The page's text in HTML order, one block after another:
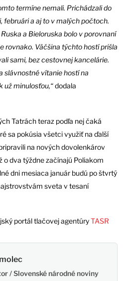
termíne nemali. Prichádzali do
februári a aj to v malých počtoch.
a Bieloruska bolo v porovnaní
rovnako. Väčšina týchto hostí prišla
sami, bez cestovnej kancelárie.
slávnostné vítanie hostí na
už minulosťou,“dodala
Tatrách teraz podľa nej čaká
sa pokúsia všetci využiť na ďalší
na nových dovolenkárov
o dva týždne začínajú Poliakom
dni mesiaca január budú po štvrtý
sveta v tesaní
portál tlačovej agentúryTASR
/ Slovenské národné noviny